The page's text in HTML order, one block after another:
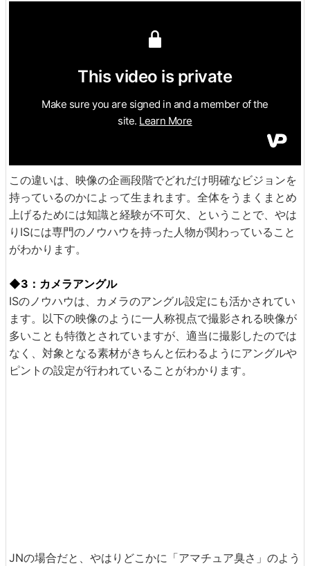
この違いは、映像の企画段階でどれだけ明確なビジョンを
持っているのかによって生まれます。全体をうまくまとめ
上げるためには知識と経験が不可欠、ということで、やは
りISには専門のノウハウを持った人物が関わっていること
がわかります。
◆3：カメラアングル
ISのノウハウは、カメラのアングル設定にも活かされてい
ます。以下の映像のように一人称視点で撮影される映像が
多いことも特徴とされていますが、適当に撮影したのでは
なく、対象となる素材がきちんと伝わるようにアングルや
ピントの設定が行われていることがわかります。
JNの場合だと、やはりどこかに「アマチュア臭さ」のよう